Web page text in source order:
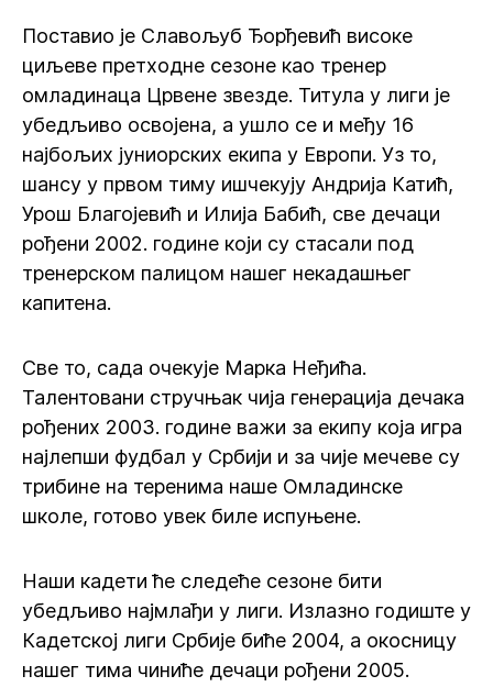
Поставио је Славољуб Ђорђевић високе
циљеве претходне сезоне као тренер
омладинаца Црвене звезде. Титула у лиги је
убедљиво освојена, а ушло се и међу 16
најбољих јуниорских екипа у Европи. Уз то,
шансу у првом тиму ишчекују Андрија Катић,
Урош Благојевић и Илија Бабић, све дечаци
рођени 2002. године који су стасали под
тренерском палицом нашег некадашњег
капитена.
Све то, сада очекује Марка Неђића.
Талентовани стручњак чија генерација дечака
рођених 2003. године важи за екипу која игра
најлепши фудбал у Србији и за чије мечеве су
трибине на теренима наше Омладинске
школе, готово увек биле испуњене.
Наши кадети ће следеће сезоне бити
убедљиво најмлађи у лиги. Излазно годиште у
Кадетској лиги Србије биће 2004, а окосницу
нашег тима чиниће дечаци рођени 2005.